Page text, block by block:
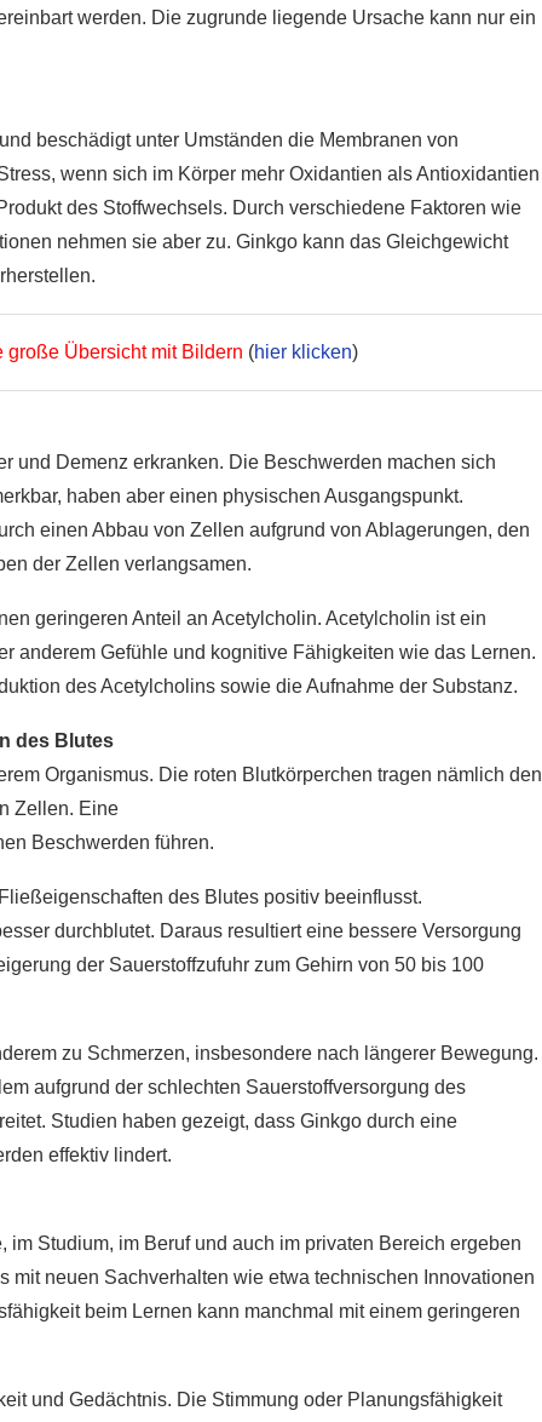
werden. Die zugrunde liegende Ursache kann nur ein
beschädigt unter Umständen die Membranen von
wenn sich im Körper mehr Oxidantien als Antioxidantien
des Stoffwechsels. Durch verschiedene Faktoren wie
nehmen sie aber zu. Ginkgo kann das Gleichgewicht
große Übersicht mit Bildern (hier klicken)
und Demenz erkranken. Die Beschwerden machen sich
haben aber einen physischen Ausgangspunkt.
einen Abbau von Zellen aufgrund von Ablagerungen, den
der Zellen verlangsamen.
geringeren Anteil an Acetylcholin. Acetylcholin ist ein
anderem Gefühle und kognitive Fähigkeiten wie das Lernen.
des Acetylcholins sowie die Aufnahme der Substanz.
des Blutes
Organismus. Die roten Blutkörperchen tragen nämlich den
Zellen. Eine
Beschwerden führen.
des Blutes positiv beeinflusst.
durchblutet. Daraus resultiert eine bessere Versorgung
der Sauerstoffzufuhr zum Gehirn von 50 bis 100
zu Schmerzen, insbesondere nach längerer Bewegung.
aufgrund der schlechten Sauerstoffversorgung des
Studien haben gezeigt, dass Ginkgo durch eine
effektiv lindert.
Studium, im Beruf und auch im privaten Bereich ergeben
mit neuen Sachverhalten wie etwa technischen Innovationen
beim Lernen kann manchmal mit einem geringeren
und Gedächtnis. Die Stimmung oder Planungsfähigkeit
5 super Tipps für weniger
Zuckerkonsum